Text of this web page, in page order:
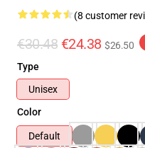
(8 customer
€30.48 €24.38 $26.50
Type
Unisex
Color
Default